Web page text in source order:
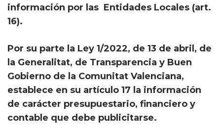
información por las Entidades Locales (art.
16).
Por su parte la Ley 1/2022, de 13 de abril, de
la Generalitat, de Transparencia y Buen
Gobierno de la Comunitat Valenciana,
establece en su artículo 17 la información
de carácter presupuestario, financiero y
contable que debe publicitarse.